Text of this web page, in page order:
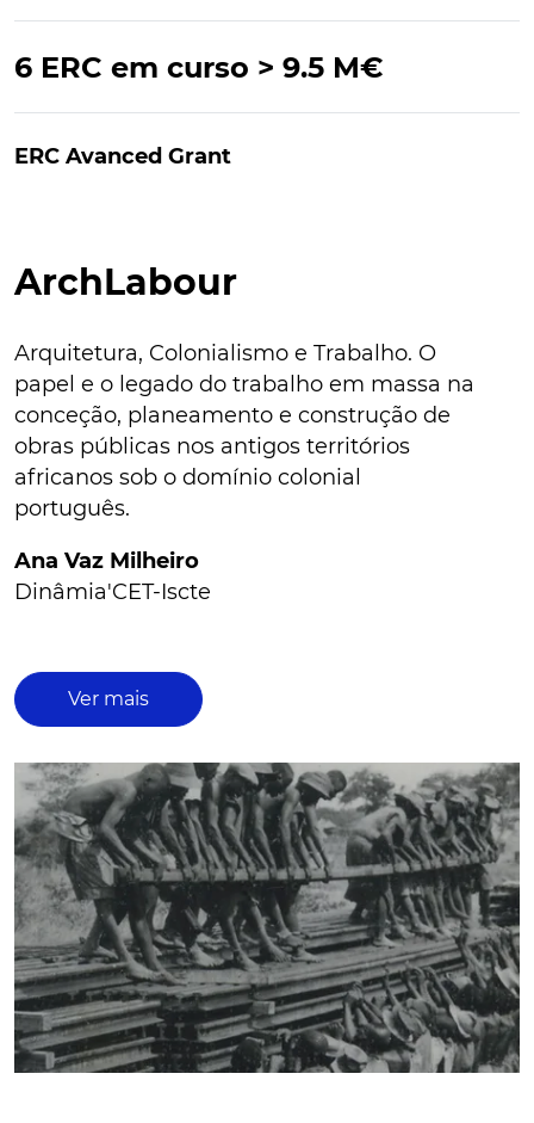
6 ERC em curso > 9.5 M€
ERC Avanced Grant
ArchLabour
Arquitetura, Colonialismo e Trabalho. O
papel e o legado do trabalho em massa na
conceção, planeamento e construção de
obras públicas nos antigos territórios
africanos sob o domínio colonial
português.
Ana Vaz Milheiro
Dinâmia'CET-Iscte
Ver mais